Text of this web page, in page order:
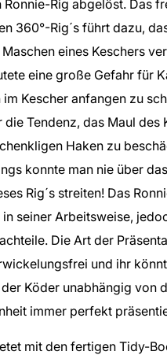
Rig abgelöst. Das
360°-Rig´s führt dazu,
eines Keschers
eine große Gefahr für
Kescher anfangen zu
Tendenz, das Maul des
Haken zu
konnte man nie über
Rig´s streiten! Das
seiner Arbeitsweise,
Die Art der
und ihr
Köder unabhängig von
immer perfekt
mit den fertigen Tidy-